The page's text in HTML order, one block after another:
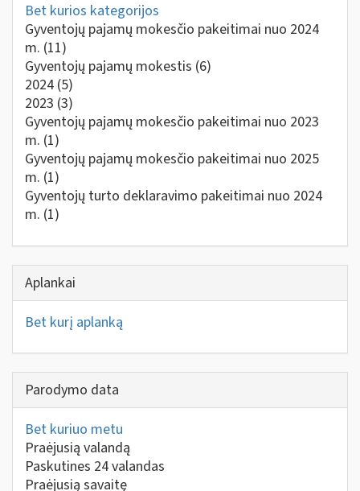
Bet kurios kategorijos
Gyventojų pajamų mokesčio pakeitimai nuo 2024
m. (11)
Gyventojų pajamų mokestis (6)
2024 (5)
2023 (3)
Gyventojų pajamų mokesčio pakeitimai nuo 2023
m. (1)
Gyventojų pajamų mokesčio pakeitimai nuo 2025
m. (1)
Gyventojų turto deklaravimo pakeitimai nuo 2024
m. (1)
Aplankai
Bet kurį aplanką
Parodymo data
Bet kuriuo metu
Praėjusią valandą
Paskutines 24 valandas
Praėjusią savaitę